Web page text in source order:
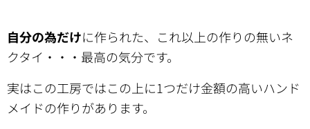
自分の為だけに作られた、これ以上の作りの無いネ
クタイ・・・最高の気分です。
実はこの工房ではこの上に1つだけ金額の高いハンド
メイドの作りがあります。